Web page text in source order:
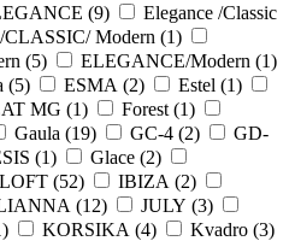
(9)
Elegance /Classic
Modern (1)
(5) ELEGANCE/Modern (1)
(5) ESMA (2) Estel (1)
MG (1) Forest (1)
Gaula (19) GC-4 (2)
GD-
(1) Glace (2)
(52) IBIZA (2)
(12) JULY (3)
) KORSIKA (4) Kvadro (3)